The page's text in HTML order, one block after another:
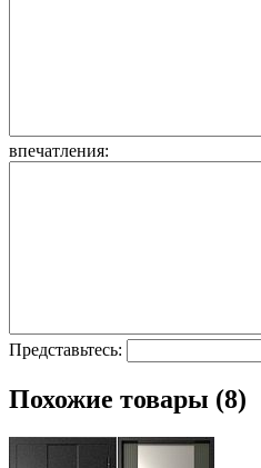
впечатления:
Представьтесь:
Похожие товары (8)